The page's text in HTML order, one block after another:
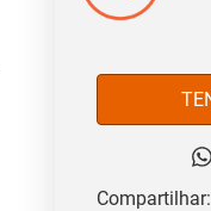
Compartilhar: